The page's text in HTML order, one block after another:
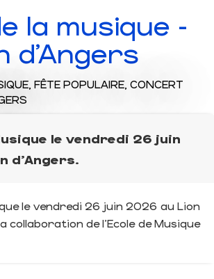
la musique -
d'Angers
FÊTE POPULAIRE, CONCERT
le vendredi 26 juin
d'Angers.
le vendredi 26 juin 2026 au Lion
collaboration de l'Ecole de Musique